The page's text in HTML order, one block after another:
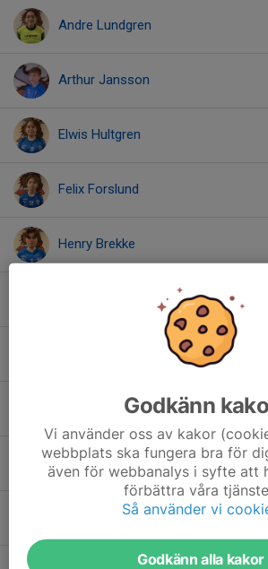
Andre Lundgren
Arthur Jansson
Elwis Hultgren
Felix Forslund
Henry Brekke
Kevin Lauge
Linus Sarria Modig
Malte Redander
Godkänn
Vi använder oss av kakor
webbplats ska fungera bra för
även för webbanalys i syfte att
förbättra våra
Så använder vi
Godkänn alla kakor